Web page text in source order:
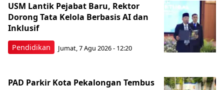
Pendidikan
USM Lantik Pejabat Baru, Rektor
Dorong Tata Kelola Berbasis AI dan
Inklusif
Jumat, 7 Agu 2026 - 12:20
PAD Parkir Kota Pekalongan Tembus